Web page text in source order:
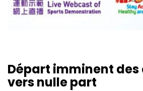
Départ imminent des
vers nulle part